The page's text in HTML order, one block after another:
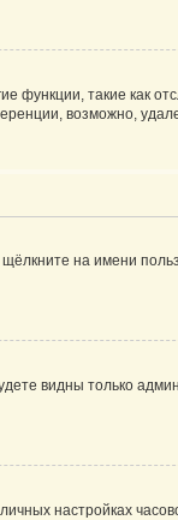
функции, такие как
возможно,
на имени
видны только
настройках